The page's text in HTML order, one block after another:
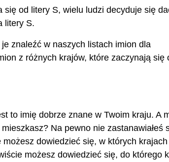
się od litery S, wielu ludzi decyduje się
litery S.
znaleźć w naszych listach imion dla
z różnych krajów, które zaczynają się
to imię dobrze znane w Twoim kraju. A
Na pewno nie zastanawiałeś
dowiedzieć się, w których krajach
możesz dowiedzieć się, do którego